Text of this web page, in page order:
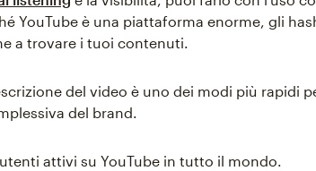
YouTube è una piattaforma enorme, gli
a trovare i tuoi contenuti.
del video è uno dei modi più rapidi
del brand.
attivi su YouTube in tutto il mondo.